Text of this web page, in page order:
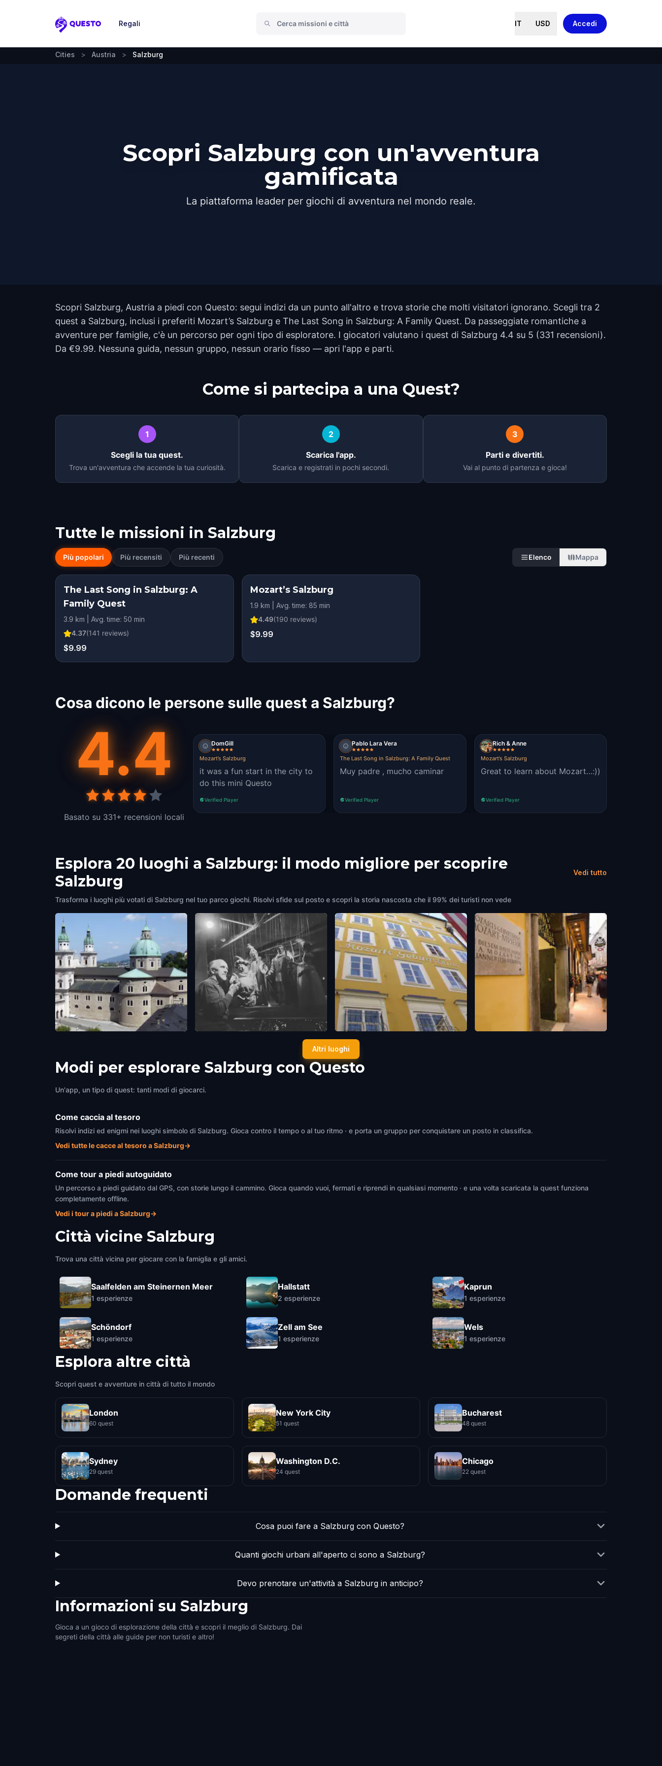
Questo
Regali IT USD Accedi
Cities > Austria > Salzburg
Scopri Salzburg con un'avventura
gamificata
La piattaforma leader per giochi di avventura nel mondo reale.
Scopri Salzburg, Austria a piedi con Questo: segui indizi da un punto all'altro e trova storie che molti visitatori ignorano. Scegli tra 2
quest a Salzburg, inclusi i preferiti Mozart’s Salzburg e The Last Song in Salzburg: A Family Quest. Da passeggiate romantiche a
avventure per famiglie, c'è un percorso per ogni tipo di esploratore. I giocatori valutano i quest di Salzburg 4.4 su 5 (331 recensioni).
Da €9.99. Nessuna guida, nessun gruppo, nessun orario fisso — apri l'app e parti.
Come si partecipa a una Quest?
1
Scegli la tua quest.
Trova un'avventura che accende la tua curiosità.
2
Scarica l'app.
Scarica e registrati in pochi secondi.
3
Parti e divertiti.
Vai al punto di partenza e gioca!
Tutte le missioni in Salzburg
Più popolari Più recensiti Più recenti Elenco Mappa
The Last Song in Salzburg: A
Family Quest
3.9 km | Avg. time: 50 min
4.37(141 reviews)
$9.99
Mozart’s Salzburg
1.9 km | Avg. time: 85 min
4.49(190 reviews)
$9.99
Cosa dicono le persone sulle quest a Salzburg?
4.4
Basato su 331+ recensioni locali
DomGill
Mozart’s Salzburg
it was a fun start in the city to
do this mini Questo
Verified Player
Pablo Lara Vera
The Last Song in Salzburg: A Family Quest
Muy padre , mucho caminar
Verified Player
Rich & Anne
Mozart’s Salzburg
Great to learn about Mozart…:))
Verified Player
Esplora 20 luoghi a Salzburg: il modo migliore per scoprire
Salzburg
Vedi tutto
Trasforma i luoghi più votati di Salzburg nel tuo parco giochi. Risolvi sfide sul posto e scopri la storia nascosta che il 99% dei turisti non vede
Salzburger Marionettentheater Mozart Residence
Salzburg
Altri luoghi
Modi per esplorare Salzburg con Questo
Un'app, un tipo di quest: tanti modi di giocarci.
Come caccia al tesoro
Risolvi indizi ed enigmi nei luoghi simbolo di Salzburg. Gioca contro il tempo o al tuo ritmo · e porta un gruppo per conquistare un posto in classifica.
Vedi tutte le cacce al tesoro a Salzburg→
Come tour a piedi autoguidato
Un percorso a piedi guidato dal GPS, con storie lungo il cammino. Gioca quando vuoi, fermati e riprendi in qualsiasi momento · e una volta scaricata la quest funziona
completamente offline.
Vedi i tour a piedi a Salzburg→
Città vicine Salzburg
Trova una città vicina per giocare con la famiglia e gli amici.
Saalfelden am Steinernen Meer
1 esperienze
Schöndorf
1 esperienze
Hallstatt
2 esperienze
Zell am See
1 esperienze
Kaprun
1 esperienze
Wels
1 esperienze
Esplora altre città
Scopri quest e avventure in città di tutto il mondo
London
60 quest
New York City
51 quest
Bucharest
48 quest
Sydney
29 quest
Washington D.C.
24 quest
Chicago
22 quest
Domande frequenti
Cosa puoi fare a Salzburg con Questo?
Quanti giochi urbani all'aperto ci sono a Salzburg?
Devo prenotare un'attività a Salzburg in anticipo?
Informazioni su Salzburg
Gioca a un gioco di esplorazione della città e scopri il meglio di Salzburg. Dai
segreti della città alle guide per non turisti e altro!